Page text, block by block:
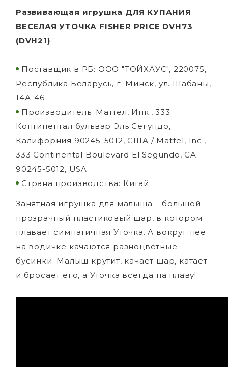
Развивающая игрушка ДЛЯ КУПАНИЯ
ВЕСЕЛАЯ УТОЧКА FISHER PRICE DVH73
(DVH21)
Поставщик в РБ: ООО "ТОЙХАУС", 220075,
Республика Беларусь, г. Минск, ул. Шабаны,
14А-46
Производитель: Маттел, Инк., 333
Континентал бульвар Эль Сегундо,
Калифорния 90245-5012, США / Mattel, Inc.,
333 Continental Boulevard El Segundo, CA
90245-5012, USA
Страна производства: Китай
Занятная игрушка для малыша – большой
прозрачный пластиковый шар, в котором
плавает симпатичная Уточка. А вокруг нее
на водичке качаются разноцветные
бусинки. Малыш крутит, качает шар, катает
и бросает его, а Уточка всегда на плаву!